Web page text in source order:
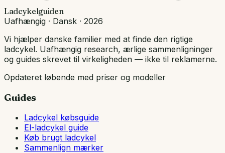
Ladcykelguiden
Uafhængig · Dansk · 2026
Vi hjælper danske familier med at finde den rigtige
ladcykel. Uafhængig research, ærlige sammenligninger
og guides skrevet til virkeligheden — ikke til reklamerne.
Opdateret løbende med priser og modeller
Guides
Ladcykel købsguide
El-ladcykel guide
Køb brugt ladcykel
Sammenlign mærker